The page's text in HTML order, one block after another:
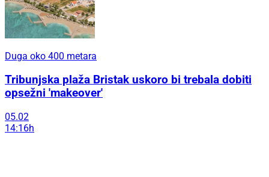
Duga oko 400 metara
Tribunjska plaža Bristak uskoro bi trebala dobiti
opsežni 'makeover'
05.02
14:16h